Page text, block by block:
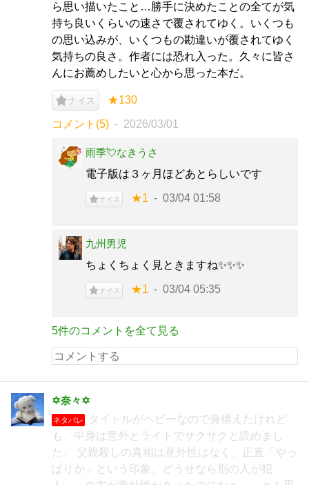
ら思い描いたこと…勝手に決めたことの全てが気
持ち良いくらいの速さで覆されてゆく。いくつも
の思い込みが、いくつもの勘違いが覆されてゆく
気持ちの良さ。作者には恐れ入った。久々に皆さ
んにお薦めしたいと心から思った本だ。
ナイス ★130
コメント(5) 2026/03/01
雨季💘なきうさ
電子版は３ヶ月ほどあとらしいです
ナイス ★1 03/04 01:58
九州男児
ちょくちょく見ときますね✨✨✨
ナイス ★1 03/04 05:35
5件のコメントを全て見る
✡奈々✡
ネタバレ
タイトルがヘビーなので身構えたけれど
も、中身は意外とライトでサクサクと読めまし
た。 父親殺しの真相は意外性はなく、正直「やっ
ぱりか」という印象。どうせなら別の人が犯